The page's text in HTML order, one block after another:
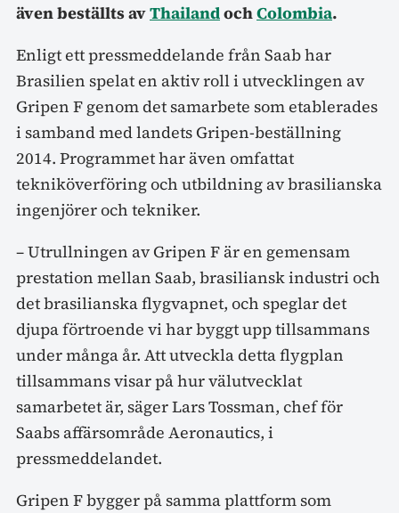
även beställts avThailandochColombia.
Enligt ett pressmeddelande från Saab har
Brasilien spelat en aktiv roll i utvecklingen av
Gripen F genom det samarbete som etablerades
i samband med landets Gripen-beställning
2014. Programmet har även omfattat
tekniköverföring och utbildning av brasilianska
ingenjörer och tekniker.
– Utrullningen av Gripen F är en gemensam
prestation mellan Saab, brasiliansk industri och
det brasilianska flygvapnet, och speglar det
djupa förtroende vi har byggt upp tillsammans
under många år. Att utveckla detta flygplan
tillsammans visar på hur välutvecklat
samarbetet är, säger Lars Tossman, chef för
Saabs affärsområde Aeronautics, i
pressmeddelandet.
Gripen F bygger på samma plattform som